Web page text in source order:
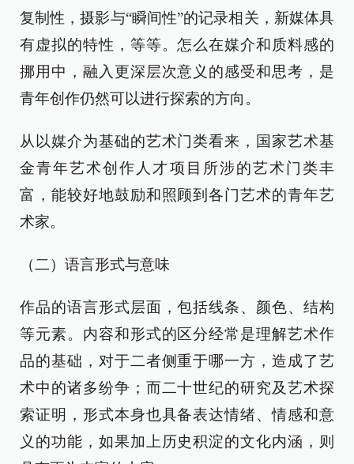
复制性，摄影与“瞬间性”的记录相关，新媒体具
有虚拟的特性，等等。怎么在媒介和质料感的
挪用中，融入更深层次意义的感受和思考，是
青年创作仍然可以进行探索的方向。
从以媒介为基础的艺术门类看来，国家艺术基
金青年艺术创作人才项目所涉的艺术门类丰
富，能较好地鼓励和照顾到各门艺术的青年艺
术家。
（二）语言形式与意味
作品的语言形式层面，包括线条、颜色、结构
等元素。内容和形式的区分经常是理解艺术作
品的基础，对于二者侧重于哪一方，造成了艺
术中的诸多纷争；而二十世纪的研究及艺术探
索证明，形式本身也具备表达情绪、情感和意
义的功能，如果加上历史积淀的文化内涵，则